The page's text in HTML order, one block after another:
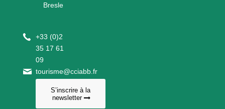
Bresle
+33 (0)2
35 17 61
09
tourisme@cciabb.fr
S’inscrire à la
newsletter